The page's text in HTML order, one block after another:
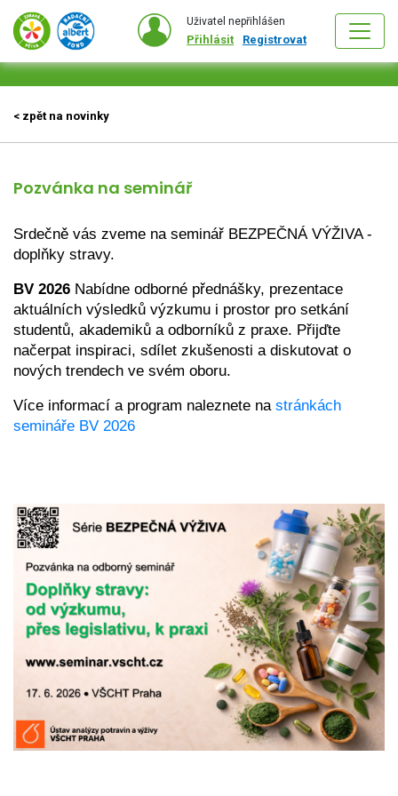
Uživatel nepřihlášen
Přihlásit Registrovat
< zpět na novinky
Pozvánka na seminář
Srdečně vás zveme na seminář BEZPEČNÁ VÝŽIVA -
doplňky stravy.
BV 2026 Nabídne odborné přednášky, prezentace
aktuálních výsledků výzkumu i prostor pro setkání
studentů, akademiků a odborníků z praxe. Přijďte
načerpat inspiraci, sdílet zkušenosti a diskutovat o
nových trendech ve svém oboru.
Více informací a program naleznete na stránkách
semináře BV 2026